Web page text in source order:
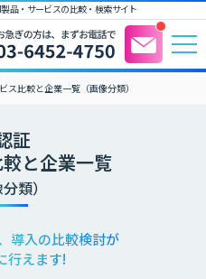
品・サービスの比較・検索サイト
ス比較と企業一覧（画像分類）
証
と企業一覧
類）
導入の比較検討が
行えます!